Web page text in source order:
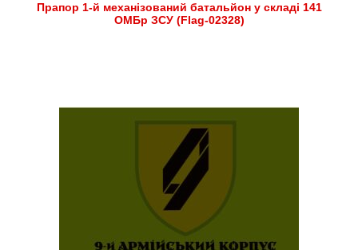
Прапор 1-й механізований батальйон у складі 141
ОМБр ЗСУ (Flag-02328)